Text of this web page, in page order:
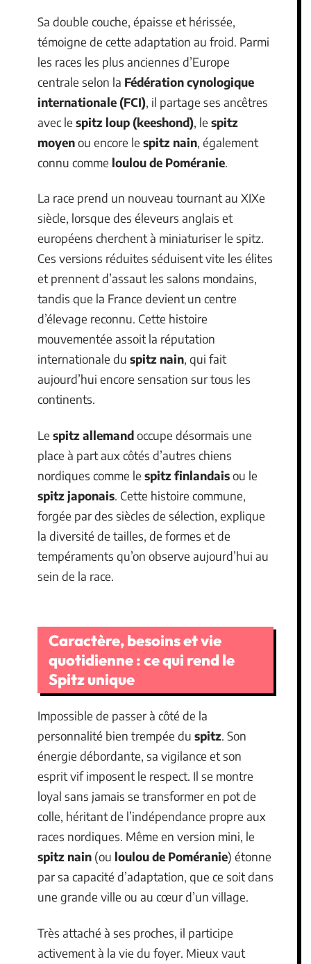
Sa double couche, épaisse et hérissée,
témoigne de cette adaptation au froid. Parmi
les races les plus anciennes d’Europe
centrale selon la Fédération cynologique
internationale (FCI), il partage ses ancêtres
avec le spitz loup (keeshond), le spitz
moyenou encore le spitz nain, également
connu comme loulou de Poméranie.
La race prend un nouveau tournant au XIXe
siècle, lorsque des éleveurs anglais et
européens cherchent à miniaturiser le spitz.
Ces versions réduites séduisent vite les élites
et prennent d’assaut les salons mondains,
tandis que la France devient un centre
d’élevage reconnu. Cette histoire
mouvementée assoit la réputation
internationale du spitz nain, qui fait
aujourd’hui encore sensation sur tous les
continents.
Le spitz allemandoccupe désormais une
place à part aux côtés d’autres chiens
nordiques comme le spitz finlandaisou le
spitz japonais. Cette histoire commune,
forgée par des siècles de sélection, explique
la diversité de tailles, de formes et de
tempéraments qu’on observe aujourd’hui au
sein de la race.
Caractère, besoins et vie
quotidienne : ce qui rend le
Spitz unique
Impossible de passer à côté de la
personnalité bien trempée du spitz. Son
énergie débordante, sa vigilance et son
esprit vif imposent le respect. Il se montre
loyal sans jamais se transformer en pot de
colle, héritant de l’indépendance propre aux
races nordiques. Même en version mini, le
spitz nain (ou loulou de Poméranie) étonne
par sa capacité d’adaptation, que ce soit dans
une grande ville ou au cœur d’un village.
Très attaché à ses proches, il participe
activement à la vie du foyer. Mieux vaut